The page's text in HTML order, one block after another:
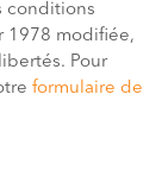
conditions
1978 modifiée,
Pour
formulaire de